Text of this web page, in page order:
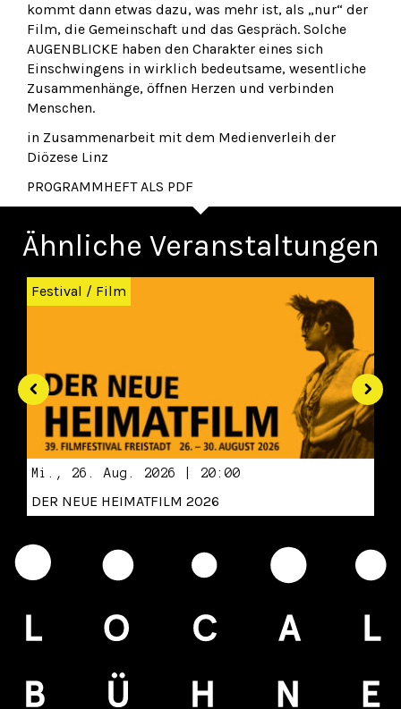
kommt dann etwas dazu, was mehr ist, als „nur“ der
Film, die Gemeinschaft und das Gespräch. Solche
AUGENBLICKE haben den Charakter eines sich
Einschwingens in wirklich bedeutsame, wesentliche
Zusammenhänge, öffnen Herzen und verbinden
Menschen.
in Zusammenarbeit mit dem Medienverleih der
Diözese Linz
PROGRAMMHEFT ALS PDF
Ähnliche Veranstaltungen
Zurück
Festival / Film
Mi., 26. Aug. 2026 | 20:00
DER NEUE HEIMATFILM 2026